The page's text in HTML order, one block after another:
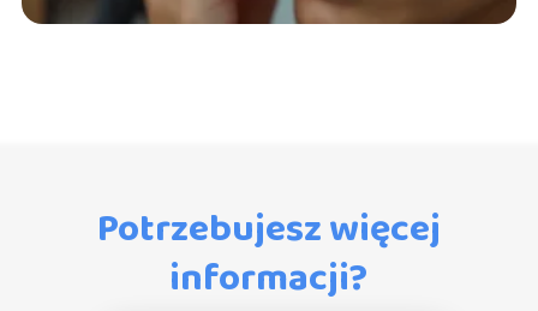
Potrzebujesz więcej
informacji?